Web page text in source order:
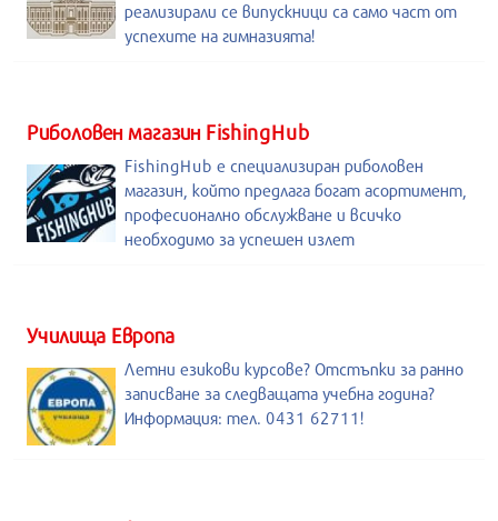
реализирали се випускници са само част от
успехите на гимназията!
Риболовен магазин FishingHub
FishingHub е специализиран риболовен
магазин, който предлага богат асортимент,
професионално обслужване и всичко
необходимо за успешен излет
Училища Европа
Летни езикови курсове? Отстъпки за ранно
записване за следващата учебна година?
Информация: тел. 0431 62711!